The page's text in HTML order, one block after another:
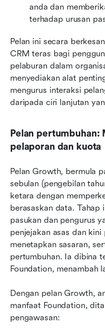
anda dan
terhadap urusan
Pelan ini secara
CRM teras bagi
pelaburan dalam
menyediakan alat
mengurus interaksi
daripada ciri lanjutan
Pelan pertumbuhan:
pelaporan dan kuota
Pelan Growth, bermula
sebulan (pengebilan
ketara dengan
berasaskan data. Tahap
pasukan dan pengurus
penjejakan asas dan
menetapkan sasaran,
pertumbuhan. Ia dibina
Foundation, menambah
Dengan pelan Growth,
manfaat Foundation,
pengawasan: